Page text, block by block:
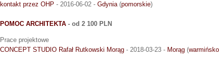
kontakt przez OHP - 2016-06-02 - Gdynia(pomorskie)
POMOC ARCHITEKTA - od 2 100 PLN
Prace projektowe
CONCEPT STUDIO Rafał Rutkowski Morąg - 2018-03-23 - Morąg (